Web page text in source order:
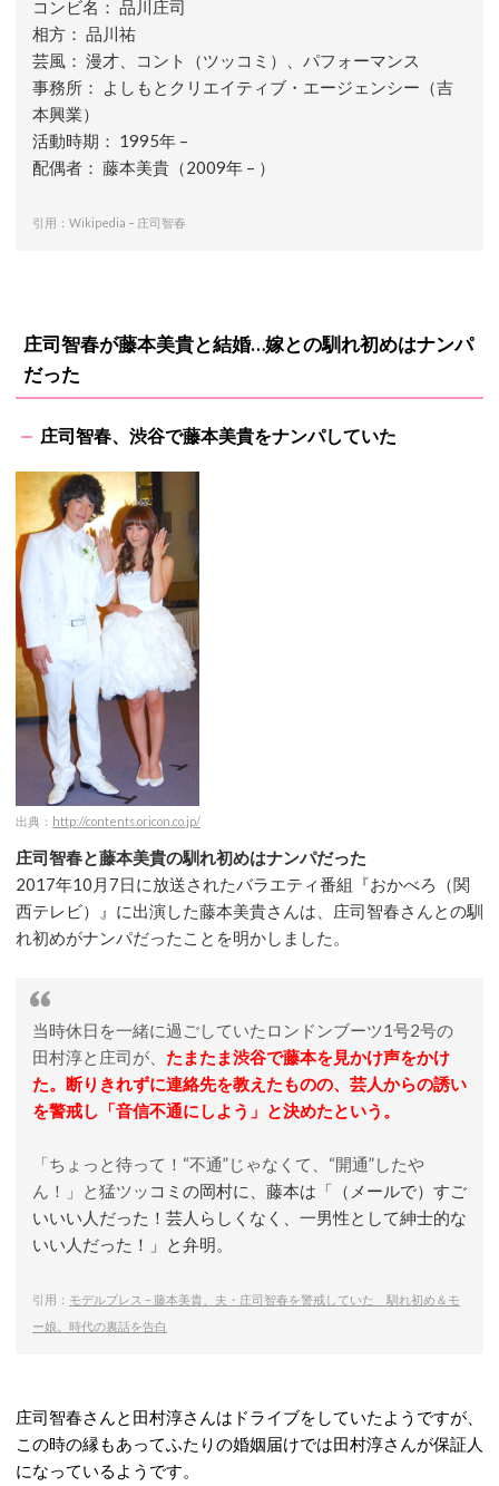
コンビ名： 品川庄司
相方： 品川祐
芸風： 漫才、コント（ツッコミ）、パフォーマンス
事務所： よしもとクリエイティブ・エージェンシー（吉
本興業）
活動時期： 1995年 –
配偶者： 藤本美貴（2009年 – ）
引用：Wikipedia – 庄司智春
庄司智春が藤本美貴と結婚…嫁との馴れ初めはナンパ
だった
庄司智春、渋谷で藤本美貴をナンパしていた
出典： http://contents.oricon.co.jp/
庄司智春と藤本美貴の馴れ初めはナンパだった
2017年10月7日に放送されたバラエティ番組『おかべろ（関
西テレビ）』に出演した藤本美貴さんは、庄司智春さんとの馴
れ初めがナンパだったことを明かしました。
当時休日を一緒に過ごしていたロンドンブーツ1号2号の
田村淳と庄司が、 たまたま渋谷で藤本を見かけ声をかけ
た。断りきれずに連絡先を教えたものの、芸人からの誘い
を警戒し「音信不通にしよう」と決めたという。
「ちょっと待って！“不通”じゃなくて、“開通”したや
ん！」と猛ツッ コミの岡村に、藤本は「（メールで）すご
いいい人だった！芸人らしくなく、一男性として紳士的な
いい人だった！」と弁明。
引用： モデルプレス – 藤本美貴、夫・庄司智春を警戒していた 馴れ初め＆モ
ー娘。時代の裏話を告白
庄司智春さんと田村淳さんはドライブをしていたようですが、
この時の縁もあってふたりの婚姻届けでは田村淳さんが保証人
になっているようです。